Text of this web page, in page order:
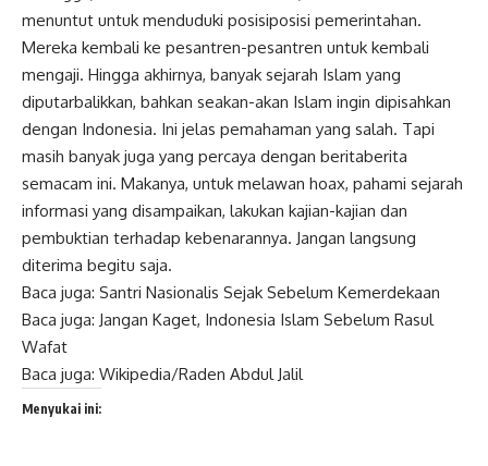
menuntut untuk menduduki posisiposisi pemerintahan.
Mereka kembali ke pesantren-pesantren untuk kembali
mengaji. Hingga akhirnya, banyak sejarah Islam yang
diputarbalikkan, bahkan seakan-akan Islam ingin dipisahkan
dengan Indonesia. Ini jelas pemahaman yang salah. Tapi
masih banyak juga yang percaya dengan beritaberita
semacam ini. Makanya, untuk melawan hoax, pahami sejarah
informasi yang disampaikan, lakukan kajian-kajian dan
pembuktian terhadap kebenarannya. Jangan langsung
diterima begitu saja.
Baca juga: Santri Nasionalis Sejak Sebelum Kemerdekaan
Baca juga: Jangan Kaget, Indonesia Islam Sebelum Rasul
Wafat
Baca juga: Wikipedia/Raden Abdul Jalil
Menyukai ini: